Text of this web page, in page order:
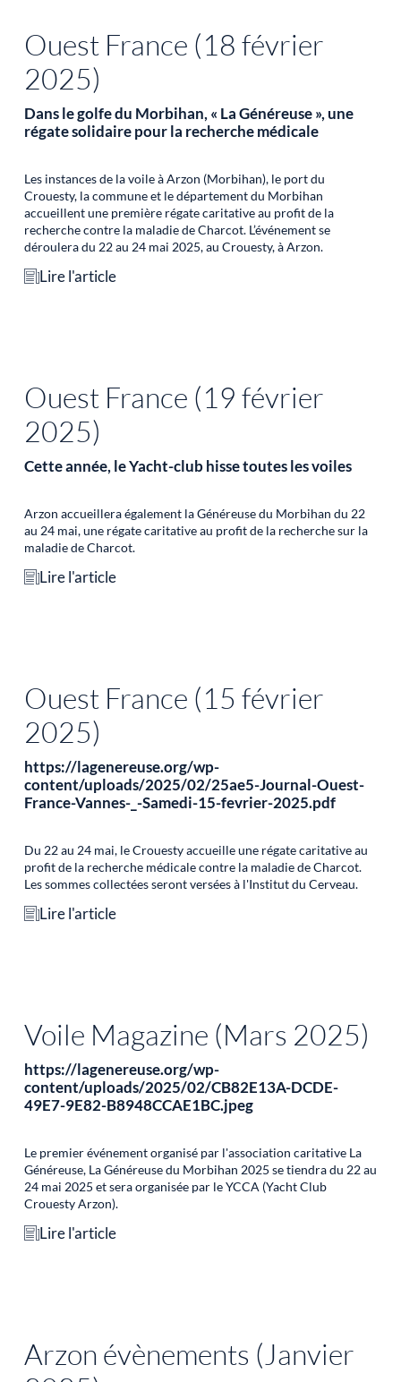
Ouest France (18 février
2025)
Dans le golfe du Morbihan, « La Généreuse », une
régate solidaire pour la recherche médicale
Les instances de la voile à Arzon (Morbihan), le port du
Crouesty, la commune et le département du Morbihan
accueillent une première régate caritative au profit de la
recherche contre la maladie de Charcot. L’événement se
déroulera du 22 au 24 mai 2025, au Crouesty, à Arzon.
Lire l'article
Ouest France (19 février
2025)
Cette année, le Yacht-club hisse toutes les voiles
Arzon accueillera également la Généreuse du Morbihan du 22
au 24 mai, une régate caritative au profit de la recherche sur la
maladie de Charcot.
Lire l'article
Ouest France (15 février
2025)
https://lagenereuse.org/wp-
content/uploads/2025/02/25ae5-Journal-Ouest-
France-Vannes-_-Samedi-15-fevrier-2025.pdf
Du 22 au 24 mai, le Crouesty accueille une régate caritative au
profit de la recherche médicale contre la maladie de Charcot.
Les sommes collectées seront versées à l'Institut du Cerveau.
Lire l'article
Voile Magazine (Mars 2025)
https://lagenereuse.org/wp-
content/uploads/2025/02/CB82E13A-DCDE-
49E7-9E82-B8948CCAE1BC.jpeg
Le premier événement organisé par l'association caritative La
Généreuse, La Généreuse du Morbihan 2025 se tiendra du 22 au
24 mai 2025 et sera organisée par le YCCA (Yacht Club
Crouesty Arzon).
Lire l'article
Arzon évènements (Janvier